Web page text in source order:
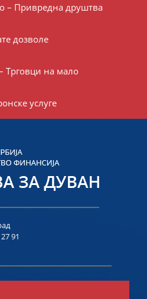
– Привредна друштва
дозволе
Трговци на мало
услуге
91